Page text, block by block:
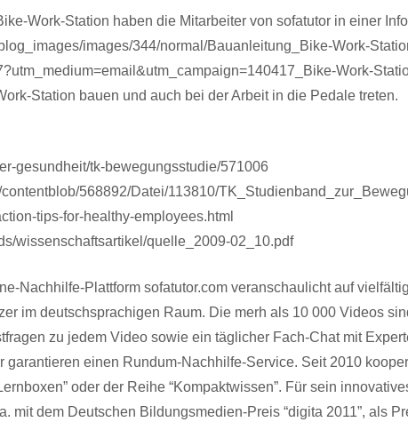
Work-Station haben die Mitarbeiter von sofatutor in einer
images/344/normal/Bauanleitung_Bike-Work-
Work-
Station bauen und auch bei der Arbeit in die Pedale treten.
gesundheit/tk-bewegungsstudie/571006
568892/Datei/113810/
tips-for-healthy-employees.html
wissenschaftsartikel/quelle_2009-02_10.pdf
Nachhilfe-Plattform sofatutor.com veranschaulicht auf
im deutschsprachigen Raum. Die merh als 10 000 Videos
zu jedem Video sowie ein täglicher Fach-Chat mit
einen Rundum-Nachhilfe-Service. Seit 2010
oder der Reihe “Kompaktwissen”. Für sein
mit dem Deutschen Bildungsmedien-Preis “digita 2011”, als